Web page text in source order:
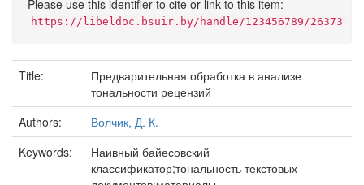
Please use this identifier to cite or link to this item:
https://libeldoc.bsuir.by/handle/123456789/26373
Title:
Предварительная обработка в анализе
тональности рецензий
Authors:
Волчик, Д. К.
Keywords:
Наивный байесовский
классификатор;тональность текстовых